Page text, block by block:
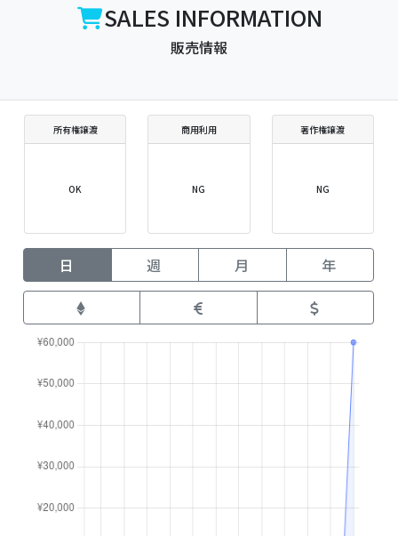
SALES INFORMATION
販売情報
所有権譲渡
OK
商用利用
NG
著作権譲渡
NG
日 週 月 年